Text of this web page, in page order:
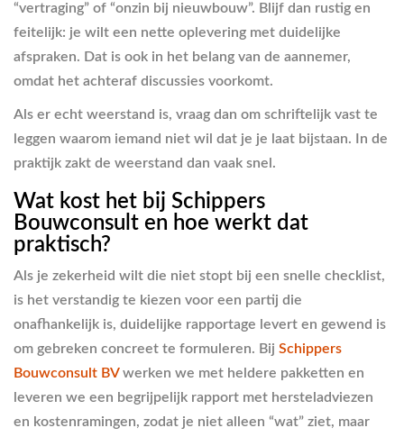
“vertraging” of “onzin bij nieuwbouw”. Blijf dan rustig en
feitelijk: je wilt een nette oplevering met duidelijke
afspraken. Dat is ook in het belang van de aannemer,
omdat het achteraf discussies voorkomt.
Als er echt weerstand is, vraag dan om schriftelijk vast te
leggen waarom iemand niet wil dat je je laat bijstaan. In de
praktijk zakt de weerstand dan vaak snel.
Wat kost het bij Schippers
Bouwconsult en hoe werkt dat
praktisch?
Als je zekerheid wilt die niet stopt bij een snelle checklist,
is het verstandig te kiezen voor een partij die
onafhankelijk is, duidelijke rapportage levert en gewend is
om gebreken concreet te formuleren. Bij Schippers
Bouwconsult BVwerken we met heldere pakketten en
leveren we een begrijpelijk rapport met hersteladviezen
en kostenramingen, zodat je niet alleen “wat” ziet, maar